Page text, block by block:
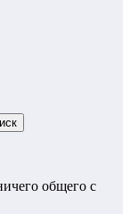
общего с